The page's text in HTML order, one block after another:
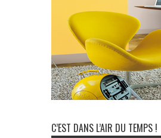
C’EST DANS L’AIR DU TEMPS !